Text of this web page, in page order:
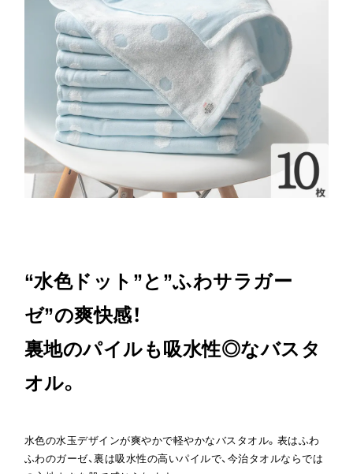
“水色ドット”と”ふわサラガー
ゼ”の爽快感！
裏地のパイルも吸水性◎なバスタ
オル。
水色の水玉デザインが爽やかで軽やかなバスタオル。表はふわ
ふわのガーゼ、裏は吸水性の高いパイルで、今治タオルならでは